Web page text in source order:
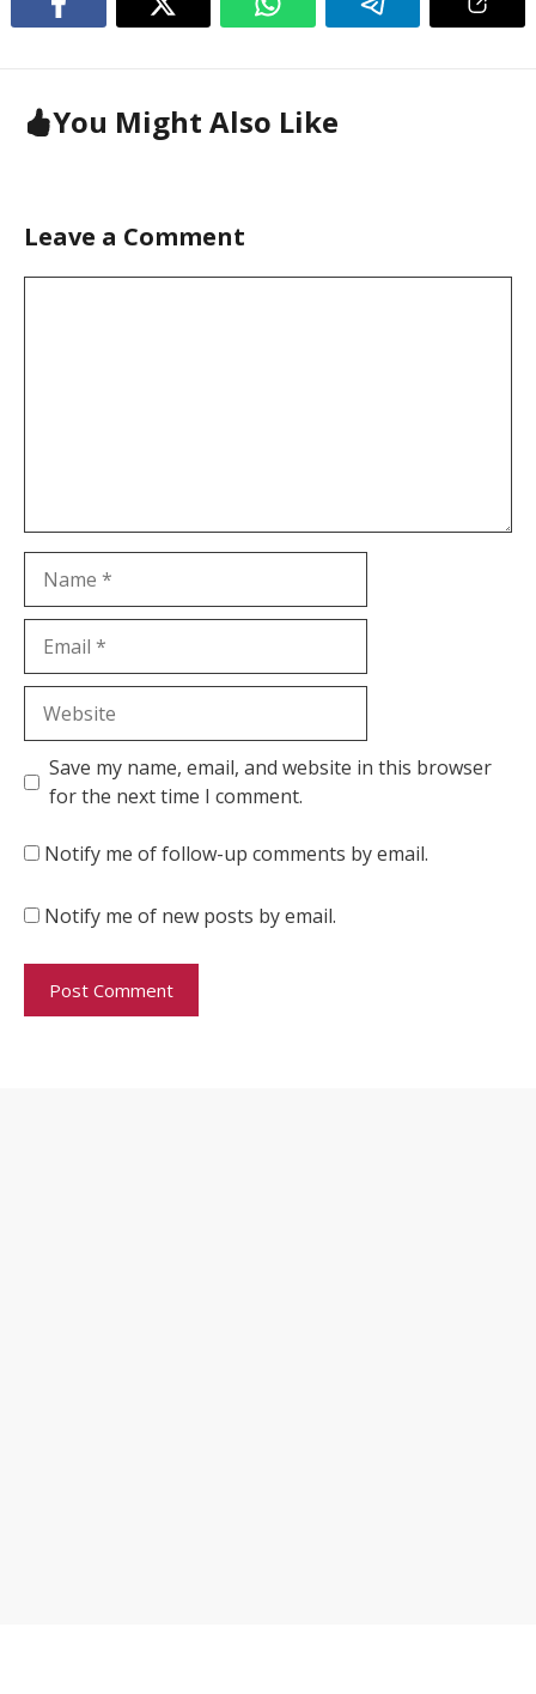
You Might Also Like
Leave a Comment
Save my name, email, and website in this browser
for the next time I comment.
Notify me of follow-up comments by email.
Notify me of new posts by email.